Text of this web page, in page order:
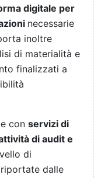
digitale per
necessarie
inoltre
di materialità e
finalizzati a
con servizi di
di audit e
di
dalle